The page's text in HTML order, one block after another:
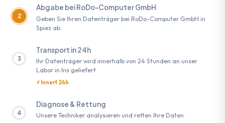
2
Abgabe bei RoDo-Computer GmbH
Geben Sie Ihren Datenträger bei RoDo-Computer GmbH in
Spiez ab.
3
Transport in 24h
Ihr Datenträger wird innerhalb von 24 Stunden an unser
Labor in Ins geliefert.
⚡ Innert 24h
4
Diagnose & Rettung
Unsere Techniker analysieren und retten Ihre Daten.